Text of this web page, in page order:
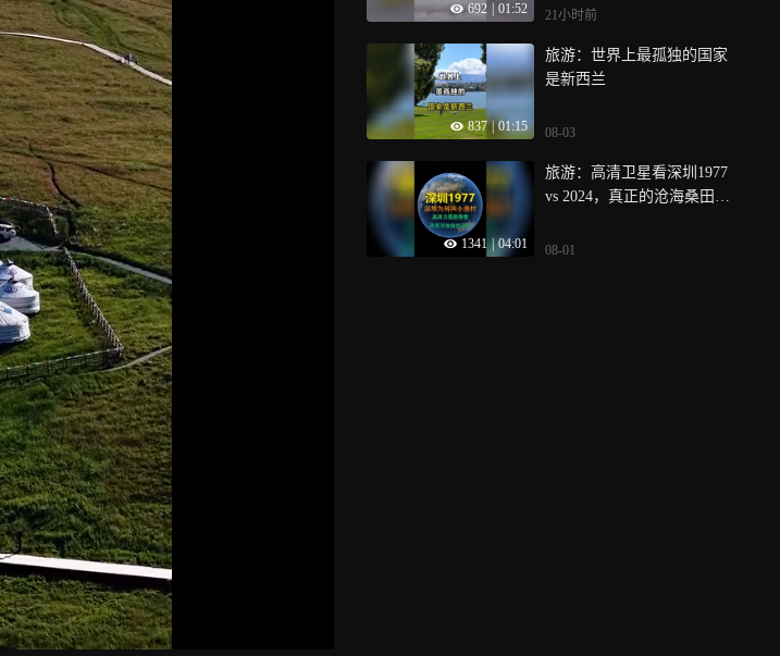
692 01:52 21小时前
837 | 01:15
旅游：世界上最孤独的国家
是新西兰
08-03
1341 | 04:01
旅游：高清卫星看深圳1977
vs 2024，真正的沧海桑田之
08-01